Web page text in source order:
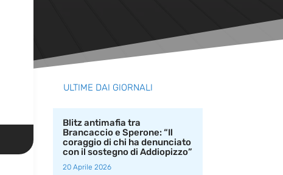
ULTIME DAI GIORNALI
Blitz antimafia tra
Brancaccio e Sperone: “Il
coraggio di chi ha denunciato
con il sostegno di Addiopizzo”
20 Aprile 2026